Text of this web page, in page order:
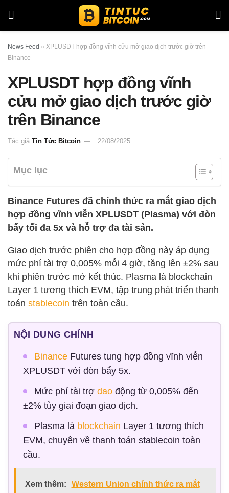
News Feed » XPLUSDT hợp đồng vĩnh cửu mở giao dịch trước giờ trên
Binance
XPLUSDT hợp đồng vĩnh
cửu mở giao dịch trước giờ
trên Binance
Tác giả Tin Tức Bitcoin 22/08/2025
Mục lục
Binance Futures đã chính thức ra mắt giao dịch
hợp đồng vĩnh viễn XPLUSDT (Plasma) với đòn
bẩy tối đa 5x và hỗ trợ đa tài sản.
Giao dịch trước phiên cho hợp đồng này áp dụng
mức phí tài trợ 0,005% mỗi 4 giờ, tăng lên ±2% sau
khi phiên trước mở kết thúc. Plasma là blockchain
Layer 1 tương thích EVM, tập trung phát triển thanh
toán stablecoin trên toàn cầu.
NỘI DUNG CHÍNH
BinanceFutures tung hợp đồng vĩnh viễn
XPLUSDT với đòn bẩy 5x.
Mức phí tài trợ daođộng từ 0,005% đến
±2% tùy giai đoạn giao dịch.
Plasma là blockchain Layer 1 tương thích
EVM, chuyên về thanh toán stablecoin toàn
cầu.
Xem thêm:
Western Union chính thức ra mắt